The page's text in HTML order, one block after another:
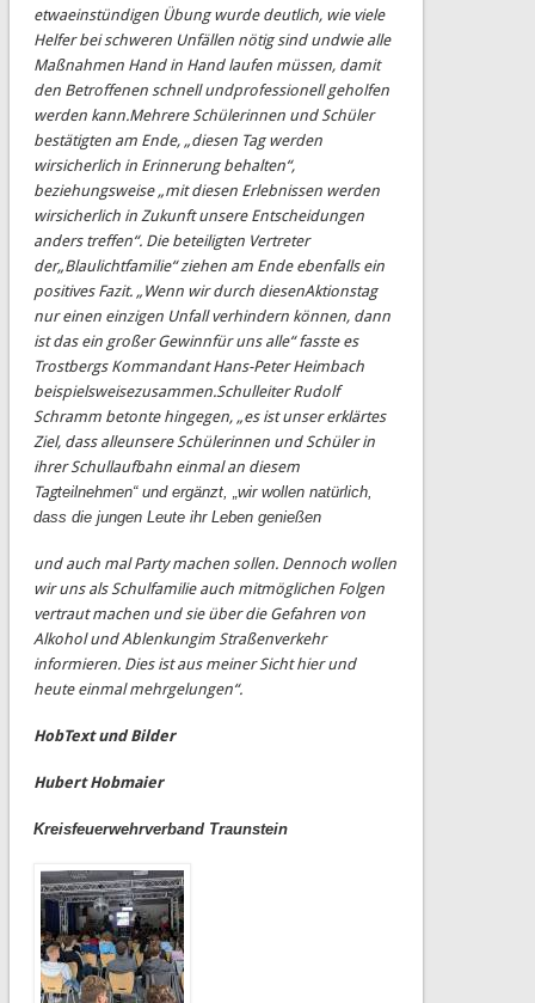
etwaeinstündigen Übung wurde deutlich, wie viele
Helfer bei schweren Unfällen nötig sind undwie alle
Maßnahmen Hand in Hand laufen müssen, damit
den Betroffenen schnell undprofessionell geholfen
werden kann.Mehrere Schülerinnen und Schüler
bestätigten am Ende, „diesen Tag werden
wirsicherlich in Erinnerung behalten“,
beziehungsweise „mit diesen Erlebnissen werden
wirsicherlich in Zukunft unsere Entscheidungen
anders treffen“. Die beteiligten Vertreter
der„Blaulichtfamilie“ ziehen am Ende ebenfalls ein
positives Fazit. „Wenn wir durch diesenAktionstag
nur einen einzigen Unfall verhindern können, dann
ist das ein großer Gewinnfür uns alle“ fasste es
Trostbergs Kommandant Hans-Peter Heimbach
beispielsweisezusammen.Schulleiter Rudolf
Schramm betonte hingegen, „es ist unser erklärtes
Ziel, dass alleunsere Schülerinnen und Schüler in
ihrer Schullaufbahn einmal an diesem
Tagteilnehmen“ und ergänzt, „wir wollen natürlich,
dass die jungen Leute ihr Leben genießen
und auch mal Party machen sollen. Dennoch wollen
wir uns als Schulfamilie auch mitmöglichen Folgen
vertraut machen und sie über die Gefahren von
Alkohol und Ablenkungim Straßenverkehr
informieren. Dies ist aus meiner Sicht hier und
heute einmal mehrgelungen“.
HobText und Bilder
Hubert Hobmaier
Kreisfeuerwehrverband Traunstein